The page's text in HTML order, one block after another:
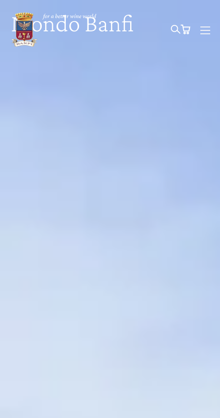
Mondo Banfi